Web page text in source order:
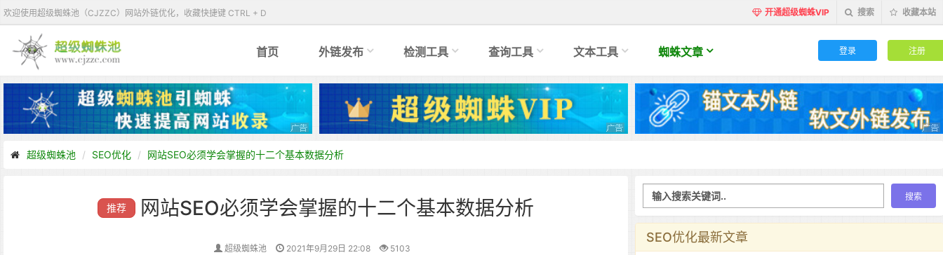
欢迎使用超级蜘蛛池（CJZZC）网站外链优化，收藏快捷键 CTRL + D 开通超级蜘蛛VIP 搜索 收藏本站
首页 外链发布 检测工具 查询工具 文本工具 蜘蛛文章 登录 注册
超级蜘蛛池 SEO优化 网站SEO必须学会掌握的十二个基本数据分析
推荐 网站SEO必须学会掌握的十二个基本数据分析
超级蜘蛛池 2021年9月29日 22:08 5103
SEO优化最新文章